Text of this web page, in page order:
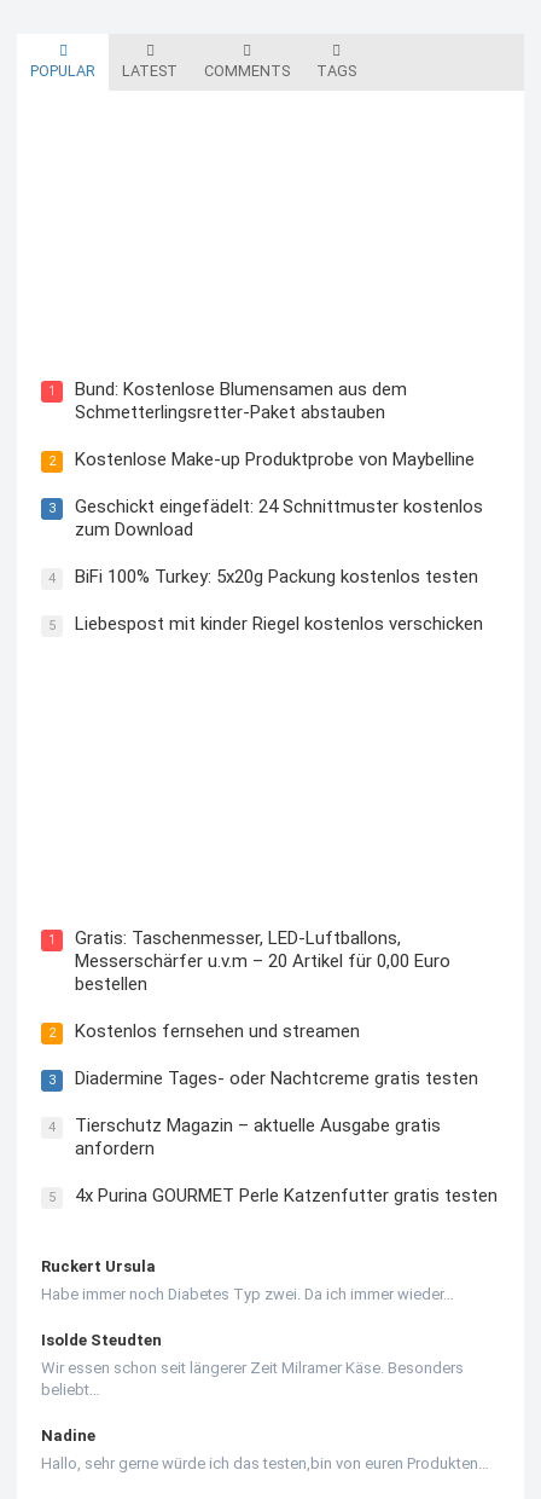
POPULAR LATEST COMMENTS TAGS
1
Bund: Kostenlose Blumensamen aus dem
Schmetterlingsretter-Paket abstauben
2 Kostenlose Make-up Produktprobe von Maybelline
3
Geschickt eingefädelt: 24 Schnittmuster kostenlos
zum Download
4 BiFi 100% Turkey: 5x20g Packung kostenlos testen
5 Liebespost mit kinder Riegel kostenlos verschicken
1
Gratis: Taschenmesser, LED-Luftballons,
Messerschärfer u.v.m – 20 Artikel für 0,00 Euro
bestellen
2 Kostenlos fernsehen und streamen
3 Diadermine Tages- oder Nachtcreme gratis testen
4
Tierschutz Magazin – aktuelle Ausgabe gratis
anfordern
5 4x Purina GOURMET Perle Katzenfutter gratis testen
Ruckert Ursula
Habe immer noch Diabetes Typ zwei. Da ich immer wieder…
Isolde Steudten
Wir essen schon seit längerer Zeit Milramer Käse. Besonders
beliebt…
Nadine
Hallo, sehr gerne würde ich das testen,bin von euren Produkten…